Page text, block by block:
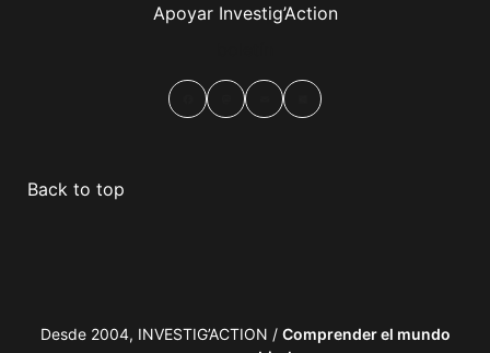
Apoyar Investig’Action
Back to top
Desde 2004, INVESTIG’ACTION / Comprender el mundo